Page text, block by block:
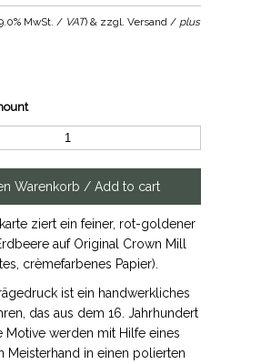
MwSt. / VAT) & zzgl. Versand / plus
ziert ein feiner, rot-goldener
auf Original Crown Mill
crèmefarbenes Papier).
ist ein handwerkliches
das aus dem 16. Jahrhundert
Motive werden mit Hilfe eines
Meisterhand in einen polierten